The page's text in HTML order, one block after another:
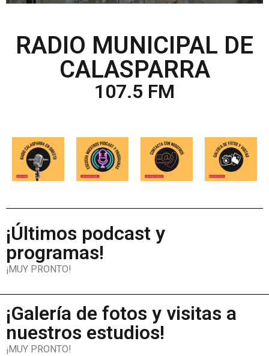
RADIO MUNICIPAL DE
CALASPARRA
107.5 FM
¡Últimos podcast y
programas!
¡MUY PRONTO!
¡Galería de fotos y visitas a
nuestros estudios!
¡MUY PRONTO!